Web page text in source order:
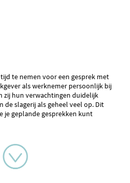
te nemen voor een gesprek met
als werknemer persoonlijk bij
zij hun verwachtingen duidelijk
de slagerij als geheel veel op. Dit
je geplande gesprekken kunt